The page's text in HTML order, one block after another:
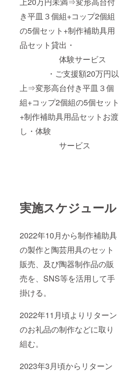
き平皿３個組+コップ2個組
の5個セット+制作補助具用
品セット貸出・
体験サービス
・ご支援額20万円以
上⇒変形高台付き平皿３個
組+コップ2個組の5個セット
+制作補助具用品セットお渡
し・体験
サービス
実施スケジュール
2022年10月から制作補助具
の製作と陶芸用具のセット
販売、及び陶器制作品の販
売を、SNS等を活用して手
掛ける。
2022年11月頃よりリターン
のお礼品の制作などに取り
組む。
2023年3月頃からリターン